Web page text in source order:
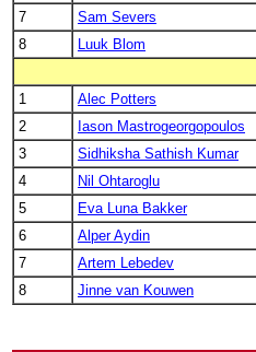
7
Sam Severs
8
Luuk Blom
1
Alec Potters
2
Iason Mastrogeorgopoulos
3
Sidhiksha Sathish Kumar
4
Nil Ohtaroglu
5
Eva Luna Bakker
6
Alper Aydin
7
Artem Lebedev
8
Jinne van Kouwen